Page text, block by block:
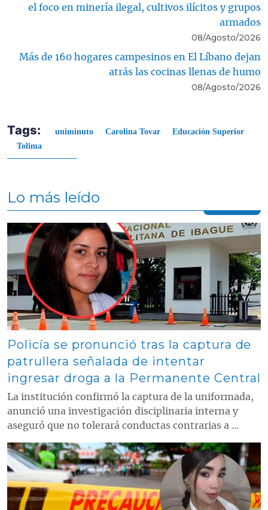
el foco en minería ilegal, cultivos ilícitos y grupos
armados
08/Agosto/2026
Más de 160 hogares campesinos en El Líbano dejan
atrás las cocinas llenas de humo
08/Agosto/2026
Tags: uniminuto Carolina Tovar
Educación Superior
Tolima
Lo más leído
Contenido multimedia principal
Policía se pronunció tras la captura de
patrullera señalada de intentar
ingresar droga a la Permanente Central
La institución confirmó la captura de la uniformada,
anunció una investigación disciplinaria interna y
aseguró que no tolerará conductas contrarias a ...
Contenido multimedia principal